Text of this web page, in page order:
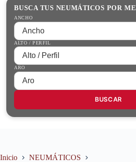
Tienda
BUSCA TUS NEUMÁTICOS POR
ANCHO
ALTO / PERFIL
ARO
BUSCAR
Inicio
NEUMÁTICOS